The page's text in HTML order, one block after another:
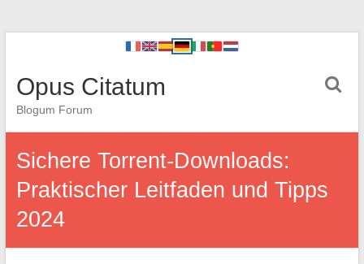
Opus Citatum
Blogum Forum
Sichere Torrent-Downloads:
Praktischer Leitfaden und Tipps
2024